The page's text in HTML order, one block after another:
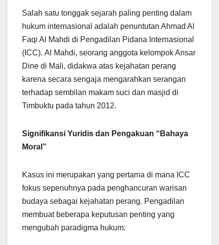
Salah satu tonggak sejarah paling penting dalam
hukum internasional adalah penuntutan Ahmad Al
Faqi Al Mahdi di Pengadilan Pidana Internasional
(ICC). Al Mahdi, seorang anggota kelompok Ansar
Dine di Mali, didakwa atas kejahatan perang
karena secara sengaja mengarahkan serangan
terhadap sembilan makam suci dan masjid di
Timbuktu pada tahun 2012.
Signifikansi Yuridis dan Pengakuan “Bahaya
Moral”
Kasus ini merupakan yang pertama di mana ICC
fokus sepenuhnya pada penghancuran warisan
budaya sebagai kejahatan perang. Pengadilan
membuat beberapa keputusan penting yang
mengubah paradigma hukum: